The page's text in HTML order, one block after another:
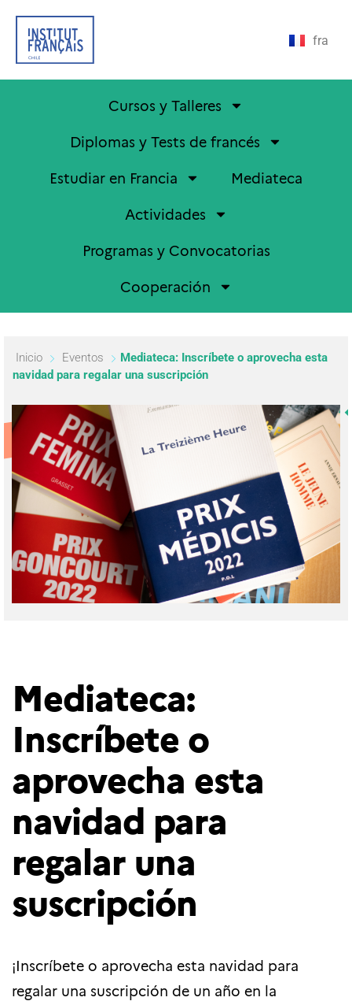
fra
Cursos y Talleres
Diplomas y Tests de francés
Estudiar en Francia
Mediateca
Actividades
Programas y Convocatorias
Cooperación
Inicio Eventos
Mediateca: Inscríbete o aprovecha esta
navidad para regalar una suscripción
Mediateca:
Inscríbete o
aprovecha esta
navidad para
regalar una
suscripción
¡Inscríbete o aprovecha esta navidad para
regalar una suscripción de un año en la